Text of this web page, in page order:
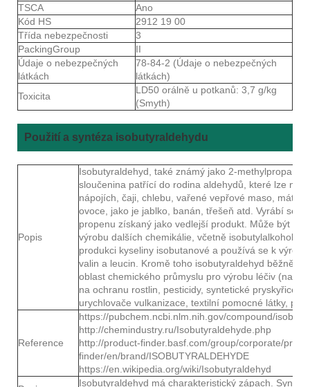
TSCA
Ano
Kód HS
2912 19 00
Třída nebezpečnosti
3
PackingGroup
II
Údaje o nebezpečných
látkách
78-84-2 (Údaje o nebezpečných
látkách)
Toxicita
LD50 orálně u potkanů: 3,7 g/kg
(Smyth)
Použití a syntéza isobutyraldehydu
Popis
Isobutyraldehyd, také známý jako 2-
sloučenina patřící do rodina aldehydů, které lze
nápojích, čaji, chlebu, vařené vepřové maso,
ovoce, jako je jablko, banán, třešeň atd. Vyrábí se
propenu získaný jako vedlejší produkt. Může být
výrobu dalších chemikálie, včetně isobutylalkoholu,
produkci kyseliny isobutanové a používá se k
valin a leucin. Kromě toho isobutyraldehyd běžně
oblast chemického průmyslu pro výrobu léčiv (např
na ochranu rostlin, pesticidy, syntetické pryskyřice,
urychlovače vulkanizace, textilní pomocné látky,
Reference
https://pubchem.ncbi.nlm.nih.gov/compound/
http://chemindustry.ru/Isobutyraldehyde.php
http://product-finder.basf.com/group/corporate/
finder/en/brand/ISOBUTYRALDEHYDE
https://en.wikipedia.org/wiki/Isobutyraldehyd
Isobutyraldehyd má charakteristický zápach.